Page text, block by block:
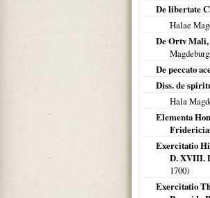
De libertate
Halae
De Ortv
De peccato
Diss. de
Hala
Elementa
Exercitatio
D. XVIII.
1700)
Exercitatio